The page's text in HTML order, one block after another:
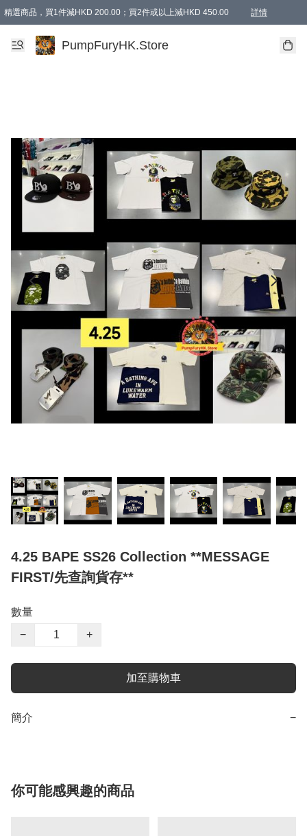
精選商品，買1件減HKD 200.00；買2件或以上減HKD 450.00 詳情
AAPE商品,會員專享9折或以上（按會員等級）AAPE products, members can
精選商品，任選買2件或以上減HKD 100.00
購物滿 HKD 800.00即享免運費優惠！（適用於 特定的送貨方式 )
PumpFuryHK.Store
4.25 BAPE SS26 Collection **MESSAGE
FIRST/先查詢貨存**
數量
−
+
加至購物車
簡介 −
你可能感興趣的商品